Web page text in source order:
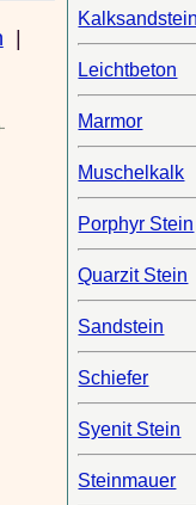
Leichtbeton
Marmor
Muschelkalk
Porphyr Stein
Quarzit Stein
Sandstein
Schiefer
Syenit Stein
Steinmauer